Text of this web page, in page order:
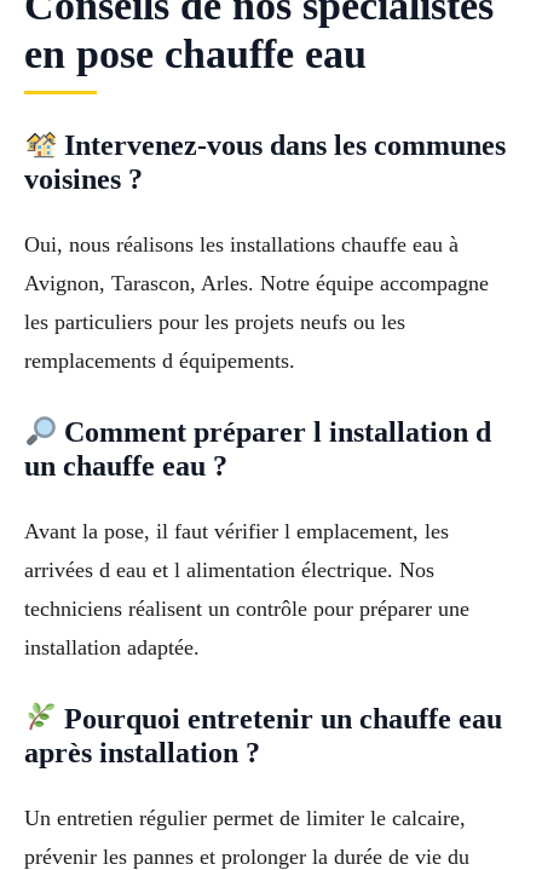
en pose chauffe eau
Intervenez-vous dans les communes
voisines ?
Oui, nous réalisons les installations chauffe eau à
Avignon, Tarascon, Arles. Notre équipe accompagne
les particuliers pour les projets neufs ou les
remplacements d équipements.
Comment préparer l installation d
un chauffe eau ?
Avant la pose, il faut vérifier l emplacement, les
arrivées d eau et l alimentation électrique. Nos
techniciens réalisent un contrôle pour préparer une
installation adaptée.
Pourquoi entretenir un chauffe eau
après installation ?
Un entretien régulier permet de limiter le calcaire,
prévenir les pannes et prolonger la durée de vie du